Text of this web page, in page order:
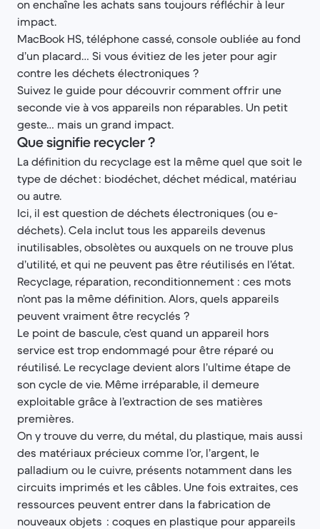
on enchaîne les achats sans toujours réfléchir à leur
impact.
MacBook HS, téléphone cassé, console oubliée au fond
d’un placard… Si vous évitiez de les jeter pour agir
contre les déchets électroniques ?
Suivez le guide pour découvrir comment offrir une
seconde vie à vos appareils non réparables. Un petit
geste… mais un grand impact.
Que signifie recycler ?
La définition du recyclage est la même quel que soit le
type de déchet : biodéchet, déchet médical, matériau
ou autre.
Ici, il est question de déchets électroniques (ou e-
déchets). Cela inclut tous les appareils devenus
inutilisables, obsolètes ou auxquels on ne trouve plus
d’utilité, et qui ne peuvent pas être réutilisés en l’état.
Recyclage, réparation, reconditionnement : ces mots
n’ont pas la même définition. Alors, quels appareils
peuvent vraiment être recyclés ?
Le point de bascule, c’est quand un appareil hors
service est trop endommagé pour être réparé ou
réutilisé. Le recyclage devient alors l’ultime étape de
son cycle de vie. Même irréparable, il demeure
exploitable grâce à l’extraction de ses matières
premières.
On y trouve du verre, du métal, du plastique, mais aussi
des matériaux précieux comme l’or, l’argent, le
palladium ou le cuivre, présents notamment dans les
circuits imprimés et les câbles. Une fois extraites, ces
ressources peuvent entrer dans la fabrication de
nouveaux objets : coques en plastique pour appareils